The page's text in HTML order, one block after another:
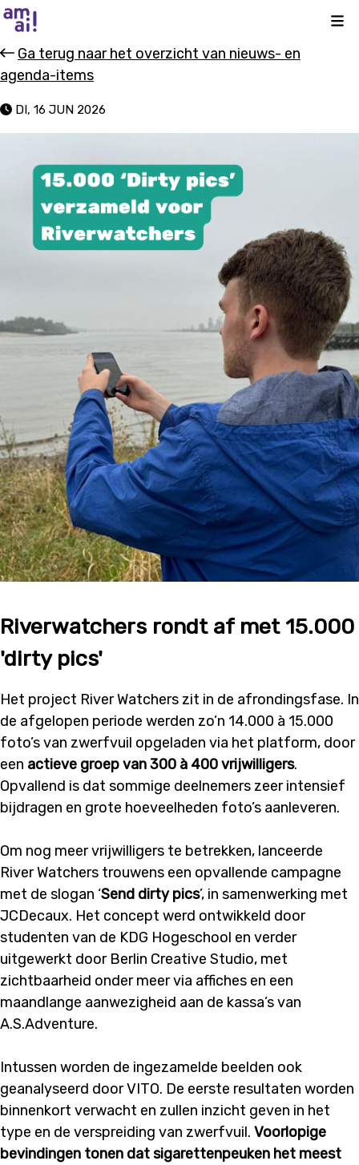
Ga terug naar het overzicht van nieuws- en
agenda-items
DI, 16 JUN 2026
Riverwatchers rondt af met 15.000
'dirty pics'
Het project River Watchers zit in de afrondingsfase. In
de afgelopen periode werden zo’n 14.000 à 15.000
foto’s van zwerfvuil opgeladen via het platform, door
een actieve groep van 300 à 400 vrijwilligers.
Opvallend is dat sommige deelnemers zeer intensief
bijdragen en grote hoeveelheden foto’s aanleveren.
Om nog meer vrijwilligers te betrekken, lanceerde
River Watchers trouwens een opvallende campagne
met de slogan ‘Send dirty pics’, in samenwerking met
JCDecaux. Het concept werd ontwikkeld door
studenten van de KDG Hogeschool en verder
uitgewerkt door Berlin Creative Studio, met
zichtbaarheid onder meer via affiches en een
maandlange aanwezigheid aan de kassa’s van
A.S.Adventure.
Intussen worden de ingezamelde beelden ook
geanalyseerd door VITO. De eerste resultaten worden
binnenkort verwacht en zullen inzicht geven in het
type en de verspreiding van zwerfvuil. Voorlopige
bevindingen tonen dat sigarettenpeuken het meest